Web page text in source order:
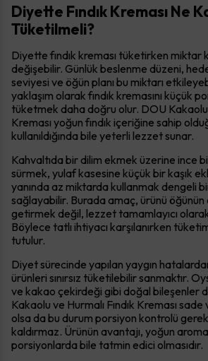
Diyette Fındık Kreması Ne
Tüketilmeli?
Diyette fındık kreması tüketirken miktar
değişebilir. Günlük beslenme düzeni,
seviyesi ve öğün planı bu miktarı
yaklaşım olarak fındık kremasını küçük
tüketmek daha doğru olur. DOU Kakaolu
Kreması yoğun fındık içeriğine sahip
kullanıldığında bile yeterli lezzet sunar.
Kahvaltıda bir dilim ekmek üzerine ince
sürmek, yulaf kasesine küçük bir kaşık
yanında az miktarda kullanmak dengeli
sağlayabilir. Burada amaç, ürünü öğünün
getirmek değil, lezzet tamamlayıcı
Böylece tatlı ihtiyacı karşılanırken
tutulur.
Diyet sürecinde yapılan yaygın
ürünleri sınırsız tüketilebilir sanmaktır.
ve kakao çekirdeği gibi doğal bileşenler
Kakaolu ve Hurmalı Fındık Kreması sade
olsa da bu durum porsiyon kontrolü
kaldırmaz. Ürünün avantajı, yoğun
porsiyonlarda bile tatmin edici olmasıdır.